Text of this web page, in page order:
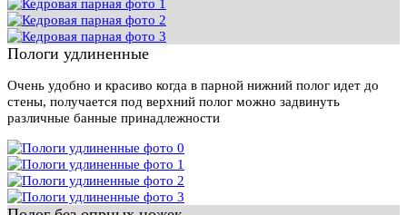
Пологи удлиненные
Очень удобно и красиво когда в парной нижний полог идет до
стены, получается под верхний полог можно задвинуть
различные банные принадлежности